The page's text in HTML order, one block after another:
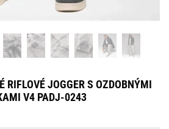
RIFLOVÉ JOGGER S OZDOBNÝMI
V4 PADJ-0243